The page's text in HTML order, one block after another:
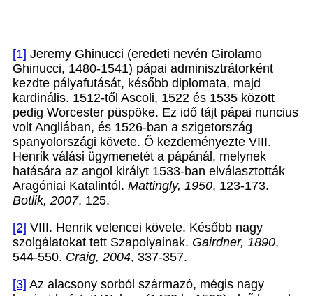
[1] Jeremy Ghinucci (eredeti nevén Girolamo
Ghinucci, 1480-1541) pápai adminisztrátorként
kezdte pályafutását, később diplomata, majd
kardinális. 1512-től Ascoli, 1522 és 1535 között
pedig Worcester püspöke. Ez idő tájt pápai nuncius
volt Angliában, és 1526-ban a szigetország
spanyolországi követe. Ő kezdeményezte VIII.
Henrik válási ügymenetét a pápánál, melynek
hatására az angol királyt 1533-ban elválasztották
Aragóniai Katalintól. Mattingly, 1950, 123-173.
Botlik, 2007, 125.
[2] VIII. Henrik velencei követe. Később nagy
szolgálatokat tett Szapolyainak. Gairdner, 1890,
544-550. Craig, 2004, 337-357.
[3] Az alacsony sorból származó, mégis nagy